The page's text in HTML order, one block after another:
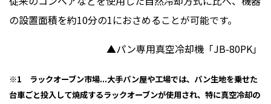
の設置面積を約10分の1におさめることが可能です。
▲パン専用真空冷却機「JB-80PK」
※1 ラックオーブン市場...大手パン屋や工場では、パン生地を乗せた
台車ごと投入して焼成するラックオーブンが使用され、特に真空冷却の